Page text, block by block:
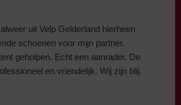
uit Velp Gelderland hierheen
schoenen voor mijn partner.
geholpen. Echt een aanrader. De
en vriendelijk. Wij zijn blij.